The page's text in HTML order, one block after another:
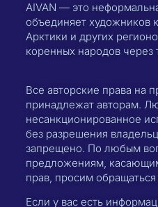
AIVAN — это
объединяет художников
Арктики и других
коренных народов через
Все авторские права на
принадлежат авторам.
несанкционированное
без разрешения
запрещено. По любым
предложениям,
прав, просим
Если у вас есть